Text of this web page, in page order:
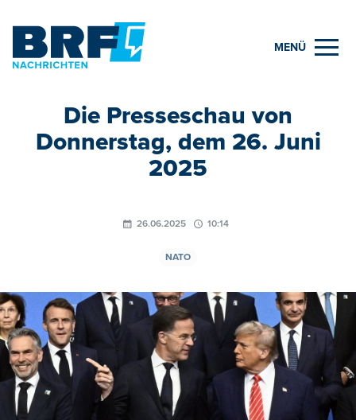
MENÜ
Die Presseschau von
Donnerstag, dem 26. Juni
2025
26.06.2025 10:14
NATO